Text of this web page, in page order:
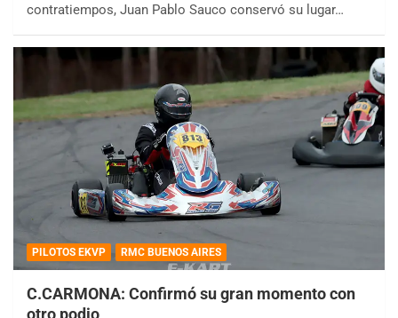
contratiempos, Juan Pablo Sauco conservó su lugar…
PILOTOS EKVP RMC BUENOS AIRES
C.CARMONA: Confirmó su gran momento con
otro podio